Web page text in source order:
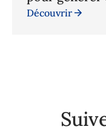
Découvrir